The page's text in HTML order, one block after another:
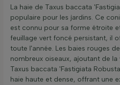
La haie de Taxus baccata
populaire pour les jardins. Ce
est connu pour sa forme étroite
feuillage vert foncé persistant, il
toute l'année. Les baies rouges
nombreux oiseaux, ajoutant de la
Taxus baccata 'Fastigiata
haie haute et dense, offrant une